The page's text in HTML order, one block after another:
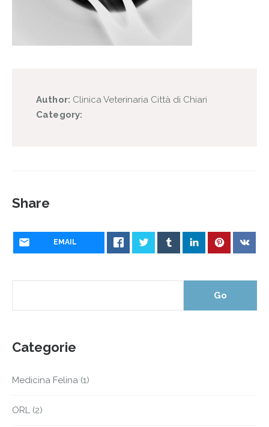
Author: Clinica Veterinaria Città di Chiari
Category:
Share
EMAIL
Categorie
Medicina Felina (1)
ORL (2)